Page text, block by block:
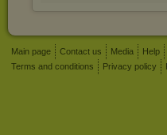
Main page Contact us Media Help
Terms and conditions
Privacy policy